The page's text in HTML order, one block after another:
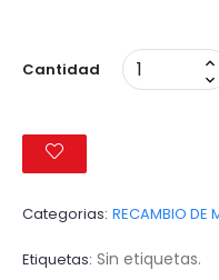
Cantidad
Categorias: RECAMBIO DE
Etiquetas Sin etiquetas.